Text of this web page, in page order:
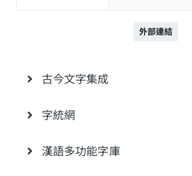
外部連結
古今文字集成
字統網
漢語多功能字庫